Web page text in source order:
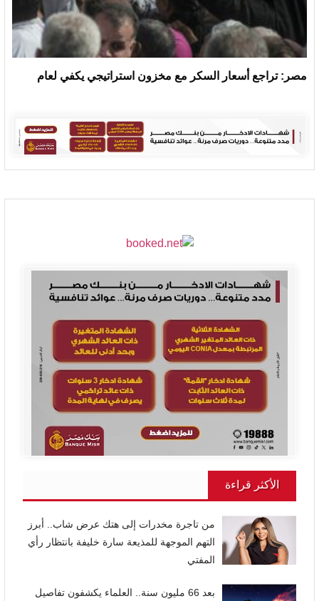
مصر: تراجع أسعار السكر مع مخزون استراتيجي يكفي لعام
الأكثر قراءة
من تاجرة مخدرات إلى هتك عرض شاب.. أبرز
التهم الموجهة للمذيعة سارة خليفة بانتظار رأي
المفتي
بعد 66 مليون سنة.. العلماء يكشفون تفاصيل